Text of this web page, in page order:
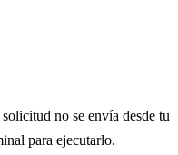
no se envía desde tu
para ejecutarlo.